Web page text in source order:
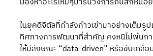
ในยุคดิจิตัลที่กำลังก้าวเข้ามาอย่างเต็มรู
ทิศทางการพัฒนาที่สำคัญ คงหนีไม่พ้นก
ให้มีลักษณะ “data-driven” หรือขับเคลื่